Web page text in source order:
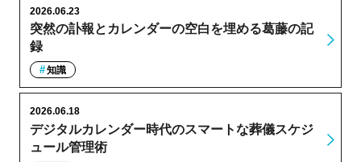
突然の訃報とカレンダーの空白を埋める葛藤の記
録
2026.06.23
知識
デジタルカレンダー時代のスマートな葬儀スケジ
ュール管理術
2026.06.18